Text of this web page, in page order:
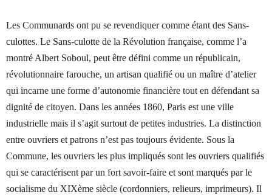
Les Communards ont pu se revendiquer comme étant des Sans-
culottes. Le Sans-culotte de la Révolution française, comme l’a
montré Albert Soboul, peut être défini comme un républicain,
révolutionnaire farouche, un artisan qualifié ou un maître d’atelier
qui incarne une forme d’autonomie financière tout en défendant sa
dignité de citoyen. Dans les années 1860, Paris est une ville
industrielle mais il s’agit surtout de petites industries. La distinction
entre ouvriers et patrons n’est pas toujours évidente. Sous la
Commune, les ouvriers les plus impliqués sont les ouvriers qualifiés
qui se caractérisent par un fort savoir-faire et sont marqués par le
socialisme du XIXème siècle (cordonniers, relieurs, imprimeurs). Il